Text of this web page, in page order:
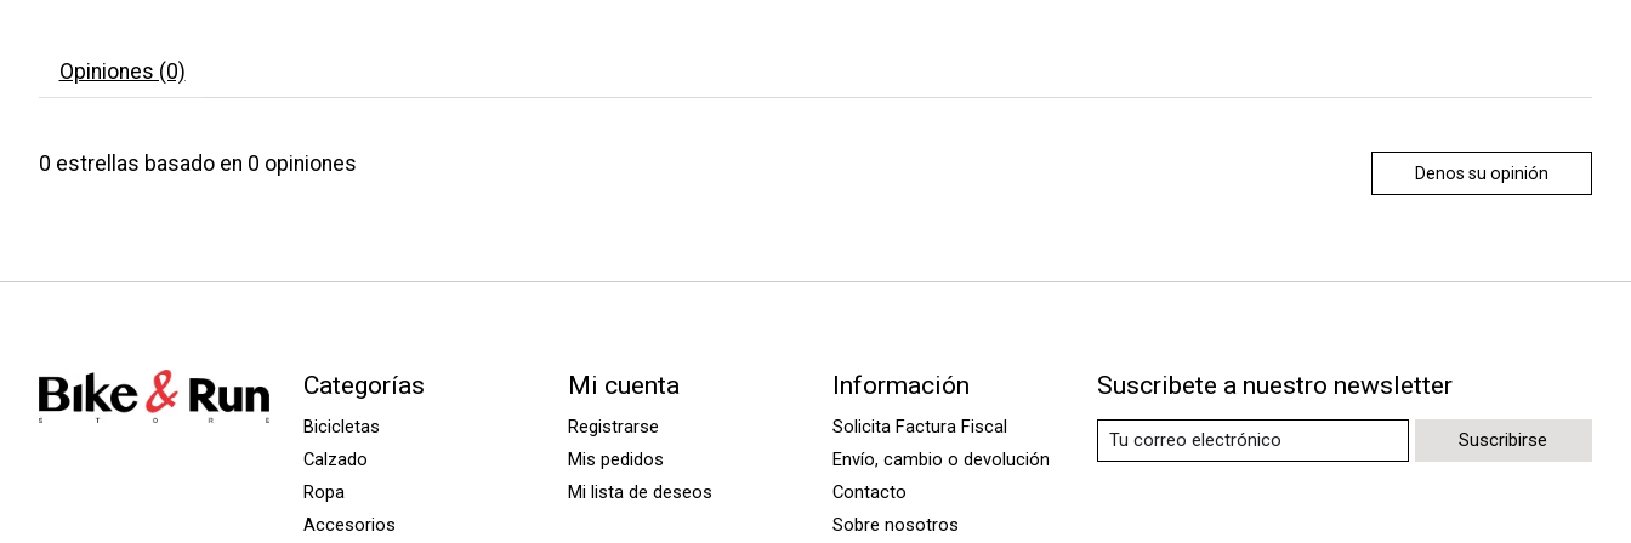
Opiniones (0)
0 estrellas basado en 0 opiniones Denos su opinión
Categorías
Bicicletas
Calzado
Ropa
Accesorios
Mi cuenta
Registrarse
Mis pedidos
Mi lista de deseos
Información
Solicita Factura Fiscal
Envío, cambio o devolución
Contacto
Sobre nosotros
Suscribete a nuestro newsletter
Suscribirse